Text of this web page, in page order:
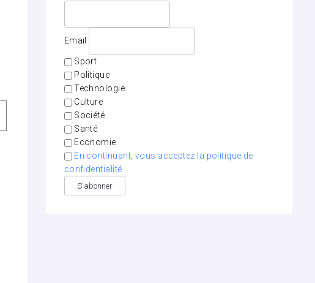
Email
Sport
Politique
Technologie
Culture
Société
Santé
Economie
En continuant, vous acceptez la politique de
confidentialité